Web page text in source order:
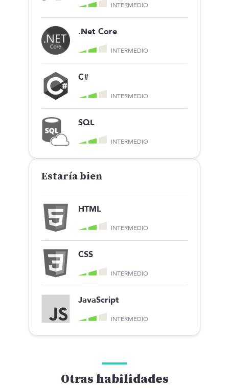
INTERMEDIO
.Net Core
INTERMEDIO
C#
INTERMEDIO
SQL
INTERMEDIO
Estaría bien
HTML
INTERMEDIO
CSS
INTERMEDIO
JavaScript
INTERMEDIO
Otras habilidades